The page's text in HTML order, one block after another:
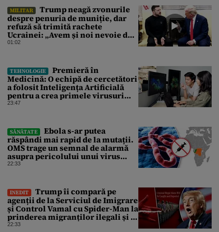
MILITAR
Trump neagă zvonurile
despre penuria de muniție, dar
refuză să trimită rachete
Ucrainei: „Avem și noi nevoie de
rachete”
01:02
TEHNOLOGIE
Premieră în
Medicină: O echipă de cercetători
a folosit Inteligența Artificială
pentru a crea primele virusuri
sintetice la tratarea de E.coli
23:47
SĂNĂTATE
Ebola s-ar putea
răspândi mai rapid de la mutații.
OMS trage un semnal de alarmă
asupra pericolului unui virus
pentru care nu există vaccin
22:33
INEDIT
Trump îi compară pe
agenții de la Serviciul de Imigrare
și Control Vamal cu Spider-Man la
prinderea migranților ilegali și a
infractorilor
22:33